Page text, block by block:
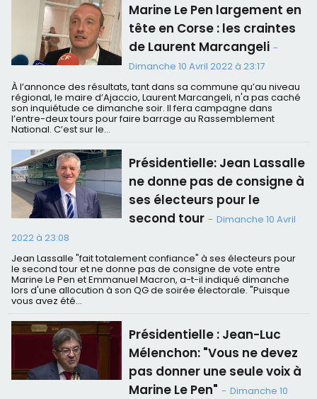
Marine Le Pen largement en
tête en Corse : les craintes
de Laurent Marcangeli -
Dimanche 10 Avril 2022 à 23:17
À l’annonce des résultats, tant dans sa commune qu’au niveau
régional, le maire d’Ajaccio, Laurent Marcangeli, n'a pas caché
son inquiétude ce dimanche soir. Il fera campagne dans
l’entre-deux tours pour faire barrage au Rassemblement
National. C’est sur le...
Présidentielle: Jean Lassalle
ne donne pas de consigne à
ses électeurs pour le
second tour - Dimanche 10 Avril
2022 à 23:08
Jean Lassalle "fait totalement confiance" à ses électeurs pour
le second tour et ne donne pas de consigne de vote entre
Marine Le Pen et Emmanuel Macron, a-t-il indiqué dimanche
lors d'une allocution à son QG de soirée électorale. "Puisque
vous avez été...
Présidentielle : Jean-Luc
Mélenchon: "Vous ne devez
pas donner une seule voix à
Marine Le Pen" - Dimanche 10